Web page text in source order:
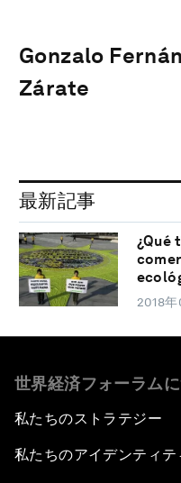
Gonzalo
Zárate
最新記事
¿Qué
2018
世界経済フォーラム
私たちのストラテジー
私たちのアイデンティテ